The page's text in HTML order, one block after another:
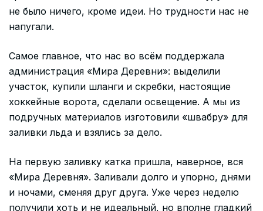
не было ничего, кроме идеи. Но трудности нас не
напугали.
Самое главное, что нас во всём поддержала
администрация «Мира Деревни»: выделили
участок, купили шланги и скребки, настоящие
хоккейные ворота, сделали освещение. А мы из
подручных материалов изготовили «швабру» для
заливки льда и взялись за дело.
На первую заливку катка пришла, наверное, вся
«Мира Деревня». Заливали долго и упорно, днями
и ночами, сменяя друг друга. Уже через неделю
получили хоть и не идеальный, но вполне гладкий